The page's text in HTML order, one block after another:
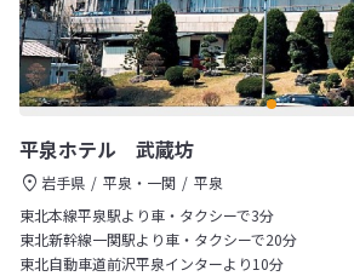
平泉ホテル 武蔵坊
岩手県 平泉・一関
平泉
東北本線平泉駅より車・タクシーで3分
東北新幹線一関駅より車・タクシーで20分
東北自動車道前沢平泉インターより10分